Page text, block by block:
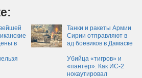
в
Танки и ракеты Армии
Сирии отправляют в
ад боевиков в Дамаске
Убийца «тигров» и
«пантер». Как ИС-2
нокаутировал